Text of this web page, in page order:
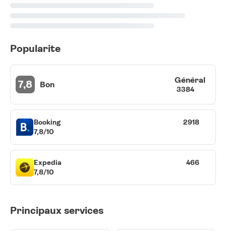
Popularite
7,8 Bon Général
3384
Booking
7,8/10
2918
Expedia
7,8/10
466
Principaux services